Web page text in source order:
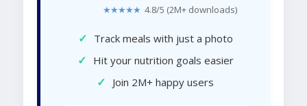
★★★★★ 4.8/5 (2M+ downloads)
✓ Track meals with just a photo
✓ Hit your nutrition goals easier
✓ Join 2M+ happy users